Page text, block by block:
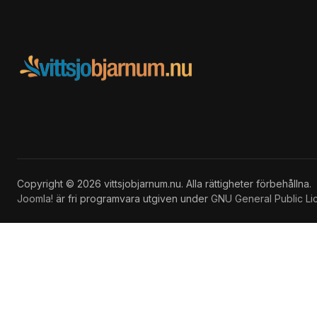
Copyright © 2026 vittsjobjarnum.nu. Alla rättigheter förbehållna.
Joomla! är fri programvara utgiven under GNU General Public